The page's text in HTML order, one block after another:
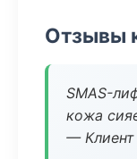
Отзывы
SMAS-
кожа
— Клиент